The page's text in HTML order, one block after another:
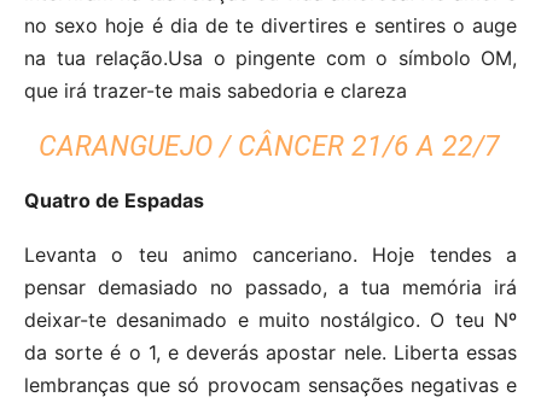
no sexo hoje é dia de te divertires e sentires o auge
na tua relação.Usa o pingente com o símbolo OM,
que irá trazer-te mais sabedoria e clareza
CARANGUEJO / CÂNCER 21/6 A 22/7
Quatro de Espadas
Levanta o teu animo canceriano. Hoje tendes a
pensar demasiado no passado, a tua memória irá
deixar-te desanimado e muito nostálgico. O teu Nº
da sorte é o 1, e deverás apostar nele. Liberta essas
lembranças que só provocam sensações negativas e